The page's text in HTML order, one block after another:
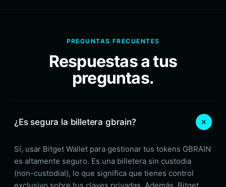
PREGUNTAS FRECUENTES
Respuestas a tus
preguntas.
¿Es segura la billetera gbrain?
Sí, usar Bitget Wallet para gestionar tus tokens GBRAIN
es altamente seguro. Es una billetera sin custodia
(non-custodial), lo que significa que tienes control